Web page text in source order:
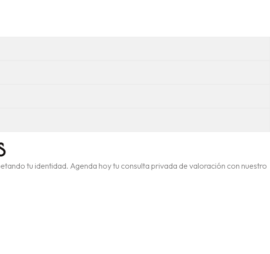
tu identidad. Agenda hoy tu consulta privada de valoración con nuestro